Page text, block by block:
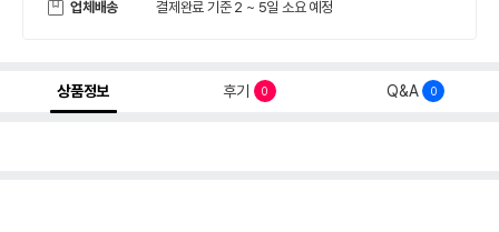
업체배송 결제완료 기준 2 ~ 5일 소요 예정
상품정보 후기 0 Q&A 0